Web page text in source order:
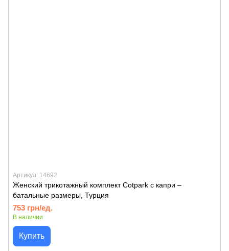
Артикул: 14692
Женский трикотажный комплект Cotpark с капри –
батальные размеры, Турция
753 грн/ед.
В наличии
Купить